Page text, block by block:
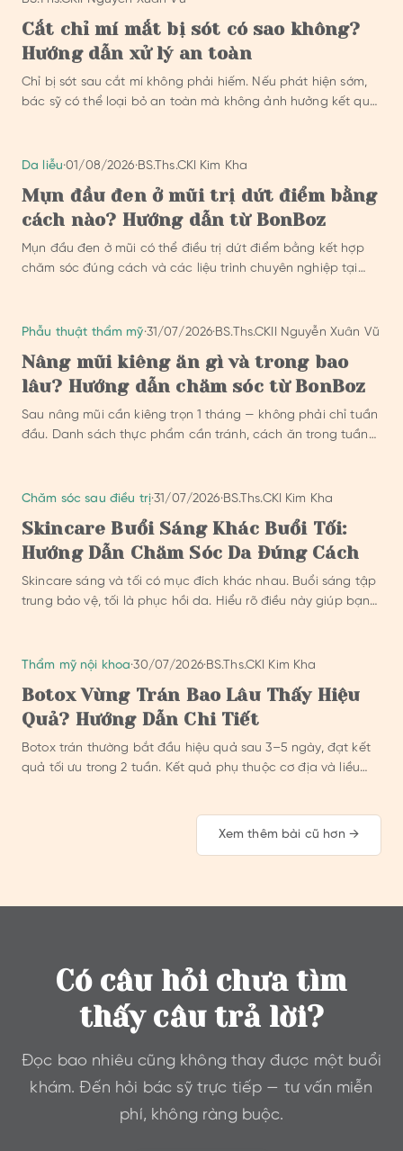
Cắt chỉ mí mắt bị sót có sao không?
Hướng dẫn xử lý an toàn
Chỉ bị sót sau cắt mí không phải hiếm. Nếu phát hiện sớm,
bác sỹ có thể loại bỏ an toàn mà không ảnh hưởng kết quả
Da liễu·01/08/2026·BS.Ths.CKI Kim Kha
Mụn đầu đen ở mũi trị dứt điểm bằng
cách nào? Hướng dẫn từ BonBoz
Mụn đầu đen ở mũi có thể điều trị dứt điểm bằng kết hợp
chăm sóc đúng cách và các liệu trình chuyên nghiệp tại
Phẫu thuật thẩm mỹ·31/07/2026·BS.Ths.CKII Nguyễn Xuân Vũ
Nâng mũi kiêng ăn gì và trong bao
lâu? Hướng dẫn chăm sóc từ BonBoz
Sau nâng mũi cần kiêng trọn 1 tháng — không phải chỉ tuần
đầu. Danh sách thực phẩm cần tránh, cách ăn trong tuần
Chăm sóc sau điều trị·31/07/2026·BS.Ths.CKI Kim Kha
Skincare Buổi Sáng Khác Buổi Tối:
Hướng Dẫn Chăm Sóc Da Đúng Cách
Skincare sáng và tối có mục đích khác nhau. Buổi sáng tập
trung bảo vệ, tối là phục hồi da. Hiểu rõ điều này giúp bạn
Thẩm mỹ nội khoa·30/07/2026·BS.Ths.CKI Kim Kha
Botox Vùng Trán Bao Lâu Thấy Hiệu
Quả? Hướng Dẫn Chi Tiết
Botox trán thường bắt đầu hiệu quả sau 3–5 ngày, đạt kết
quả tối ưu trong 2 tuần. Kết quả phụ thuộc cơ địa và liều
Xem thêm bài cũ hơn →
Có câu hỏi chưa tìm
thấy câu trả lời?
Đọc bao nhiêu cũng không thay được một buổi
khám. Đến hỏi bác sỹ trực tiếp — tư vấn miễn
phí, không ràng buộc.